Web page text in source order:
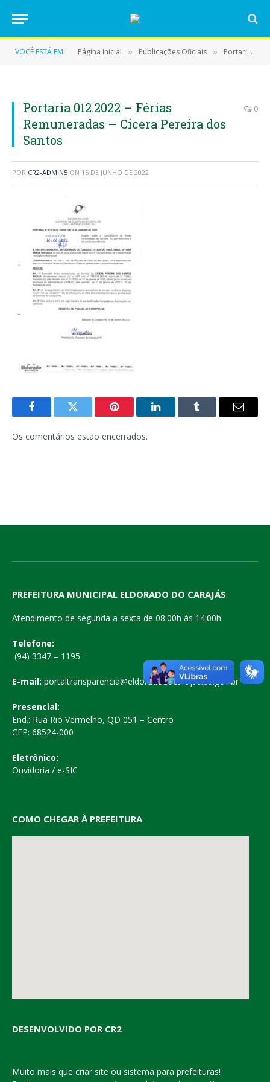
VOCÊ ESTÁ EM: Página Inicial » Publicações Oficiais » Portarias
Portaria 012.2022 – Férias
Remuneradas – Cicera Pereira dos
Santos
0
POR CR2-ADMIN5 ON 15 DE JUNHO DE 2022
FacebookTwitter Pinterest LinkedInTumblr
E-
Os comentários estão encerrados.
PREFEITURA MUNICIPAL ELDORADO DO CARAJÁS
Atendimento de segunda a sexta de 08:00h às 14:00h
Telefone:
(94) 3347 – 1195
E-mail: portaltransparencia@eldoradodocarajas.pa.gov.br
Presencial:
End.: Rua Rio Vermelho, QD 051 – Centro
CEP: 68524-000
Eletrônico:
Ouvidoria / e-SIC
COMO CHEGAR À PREFEITURA
DESENVOLVIDO POR CR2
Muito mais que criar site ou sistema para prefeituras!